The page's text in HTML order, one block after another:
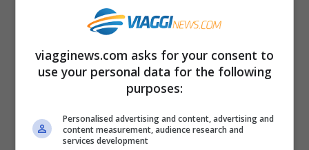
Data la distanza tra la previsione originaria
chiarito che la situazione poteva essere
suscettibile di modifiche e che dunque il
maltempo probabile (era stato dato un
65% di probabilità) poteva anche non
viagginews.com asks for your consent to
use your personal data for the following
purposes:
Personalised advertising and content, advertising and
content measurement, audience research and
services development